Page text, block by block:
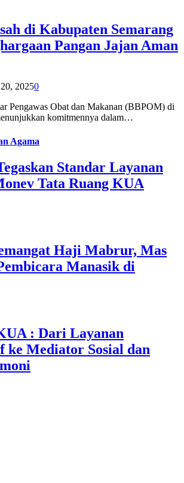
di Kabupaten Semarang
Pangan Jajan Aman
20250
Pengawas Obat dan Makanan (BBPOM) di
komitmennya dalam…
Agama
Standar Layanan
Tata Ruang KUA
Haji Mabrur, Mas
Manasik di
: Dari Layanan
Mediator Sosial dan